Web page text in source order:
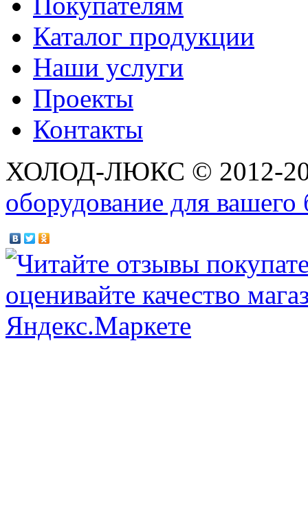
Каталог продукции
Наши услуги
Проекты
Контакты
ХОЛОД-ЛЮКС © 2012-
оборудование для вашего